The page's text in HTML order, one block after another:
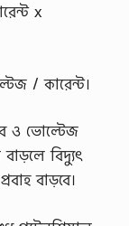
x
/ কারেন্ট।
ও ভোল্টেজ
বাড়লে বিদ্যুৎ
বাড়বে।